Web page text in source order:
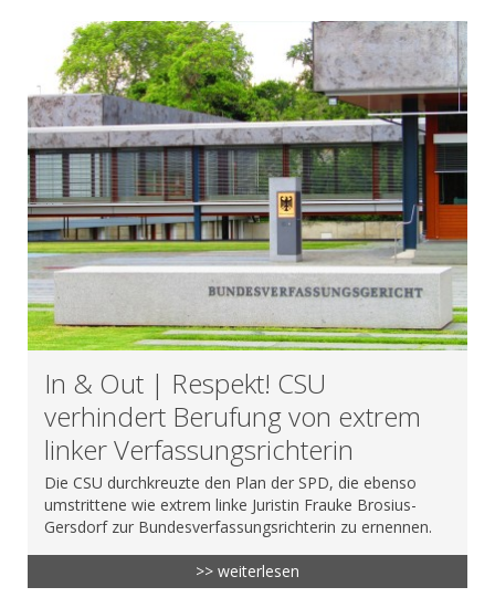
In & Out | Respekt! CSU
verhindert Berufung von extrem
linker Verfassungsrichterin
Die CSU durchkreuzte den Plan der SPD, die ebenso
umstrittene wie extrem linke Juristin Frauke Brosius-
Gersdorf zur Bundesverfassungsrichterin zu ernennen.
>> weiterlesen